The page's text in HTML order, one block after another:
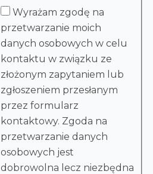
Wyrażam zgodę na
przetwarzanie moich
danych osobowych w celu
kontaktu w związku ze
złożonym zapytaniem lub
zgłoszeniem przesłanym
przez formularz
kontaktowy. Zgoda na
przetwarzanie danych
osobowych jest
dobrowolna lecz niezbędna